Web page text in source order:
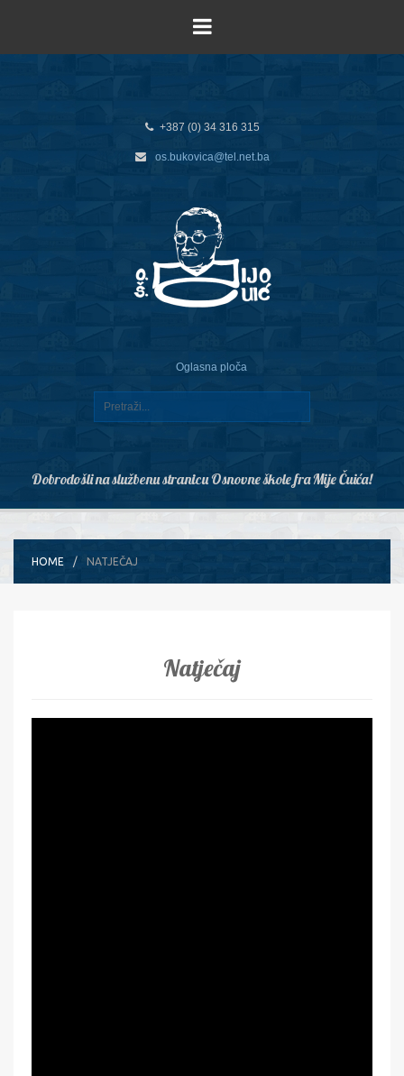
+387 (0) 34 316 315
os.bukovica@tel.net.ba
Oglasna ploča
Dobrodošli na službenu stranicu Osnovne škole fra Mije Čuića!
HOME NATJEČAJ
Natječaj